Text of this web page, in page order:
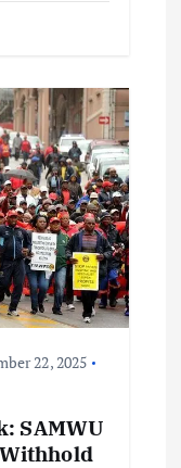
22, 2025
SAMWU